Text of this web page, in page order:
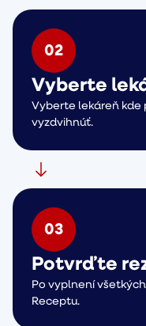
02
Vyberte
Vyberte lekáreň kde
vyzdvihnúť.
03
Potvrďte
Po vyplnení
Receptu.